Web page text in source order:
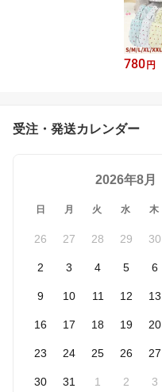
780 円
受注・発送カレンダー
2026年8月
日 月 火 水 木
26 27 28 29 30
2 3 4 5 6
9 10 11 12 13
16 17 18 19 20
23 24 25 26 27
30 31 1 2 3